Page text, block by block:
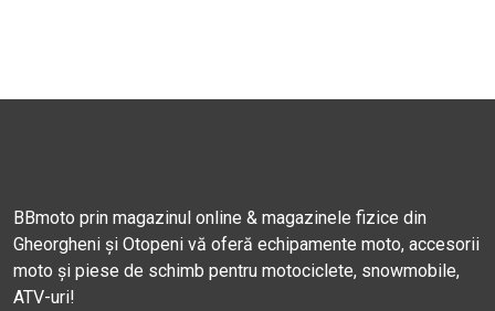
BBmoto prin magazinul online & magazinele fizice din
Gheorgheni și Otopeni vă oferă echipamente moto, accesorii
moto și piese de schimb pentru motociclete, snowmobile,
ATV-uri!